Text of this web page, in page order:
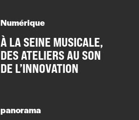
Numérique
À LA SEINE MUSICALE,
DES ATELIERS AU SON
DE L’INNOVATION
panorama